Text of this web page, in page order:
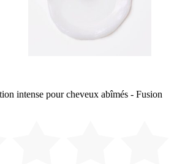
intense pour cheveux abîmés - Fusion